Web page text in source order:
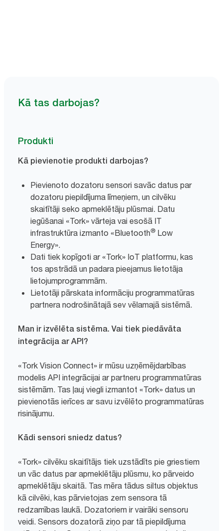
Kā tas darbojas?
Produkti
Kā pievienotie produkti darbojas?
Pievienoto dozatoru sensori savāc datus par
dozatoru piepildījuma līmeņiem, un cilvēku
skaitītāji seko apmeklētāju plūsmai. Datu
iegūšanai «Tork» vārteja vai esošā IT
infrastruktūra izmanto «Bluetooth® Low
Energy».
Dati tiek kopīgoti ar «Tork» IoT platformu, kas
tos apstrādā un padara pieejamus lietotāja
lietojumprogrammām.
Lietotāji pārskata informāciju programmatūras
partnera nodrošinātajā sev vēlamajā sistēmā.
Man ir izvēlēta sistēma. Vai tiek piedāvāta
integrācija ar API?
«Tork Vision Connect» ir mūsu uzņēmējdarbības
modelis API integrācijai ar partneru programmatūras
sistēmām. Tas ļauj viegli izmantot «Tork» datus un
pievienotās ierīces ar savu izvēlēto programmatūras
risinājumu.
Kādi sensori sniedz datus?
«Tork» cilvēku skaitītājs tiek uzstādīts pie griestiem
un vāc datus par apmeklētāju plūsmu, ko pārveido
apmeklētāju skaitā. Tas mēra tādus siltus objektus
kā cilvēki, kas pārvietojas zem sensora tā
redzamības laukā. Dozatoriem ir vairāki sensoru
veidi. Sensors dozatorā ziņo par tā piepildījuma